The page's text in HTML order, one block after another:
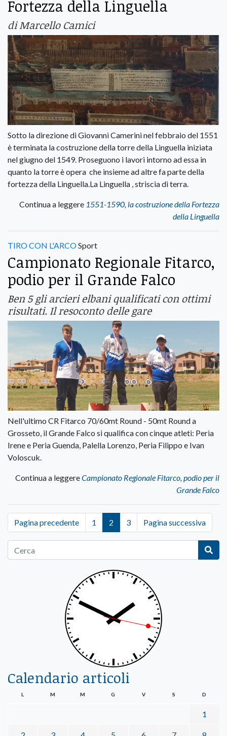
Fortezza della Linguella
di Marcello Camici
Sotto la direzione di Giovanni Camerini nel febbraio del 1551
è terminata la costruzione della torre della Linguella iniziata
nel giugno del 1549. Proseguono i lavori intorno ad essa in
quanto la torre è opera che insieme ad altre fa parte della
fortezza della Linguella.La Linguella , striscia di terra.
Continua a leggere 1551-1590, la costruzione della Fortezza
della Linguella
TIRO CON L'ARCOSport
Campionato Regionale Fitarco,
podio per il Grande Falco
Ben 5 gli arcieri elbani qualificati con ottimi
risultati. Il resoconto delle gare
Nell'ultimo CR Fitarco 70/60mt Round - 50mt Round a
Grosseto, il Grande Falco si qualifica con cinque atleti: Peria
Irene e Peria Guenda, Palella Lorenzo, Peria Filippo e Ivan
Voloscuk.
Continua a leggereCampionato Regionale Fitarco, podio per il
Grande Falco
Pagina precedente 1 2 3 Pagina successiva
Calendario articoli
L M M G V S D
1